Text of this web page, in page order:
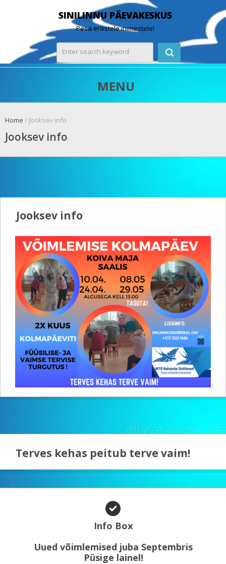
SINILINNU PÄEVAKESKUS
Pesa erilistele inimestele!
MENU
Home / Jooksev info
Jooksev info
Jooksev info
Terves kehas peitub terve vaim!
Info Box
Uued võimlemised juba Septembris
Püsige lainel!